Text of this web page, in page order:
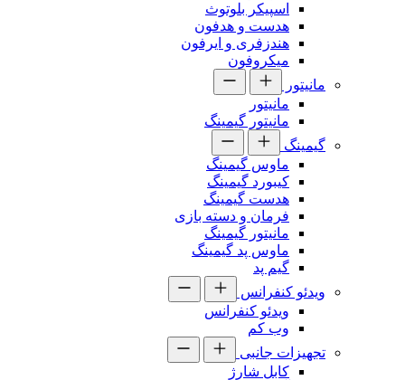
اسپیکر بلوتوث
هدست و هدفون
هندزفری و ایرفون
میکروفون
مانیتور
مانیتور
مانیتور گیمینگ
گیمینگ
ماوس گیمینگ
کیبورد گیمینگ
هدست گیمینگ
فرمان و دسته بازی
مانیتور گیمینگ
ماوس پد گیمینگ
گیم پد
ویدئو کنفرانس
ویدئو کنفرانس
وب کم
تجهیزات جانبی
کابل شارژ